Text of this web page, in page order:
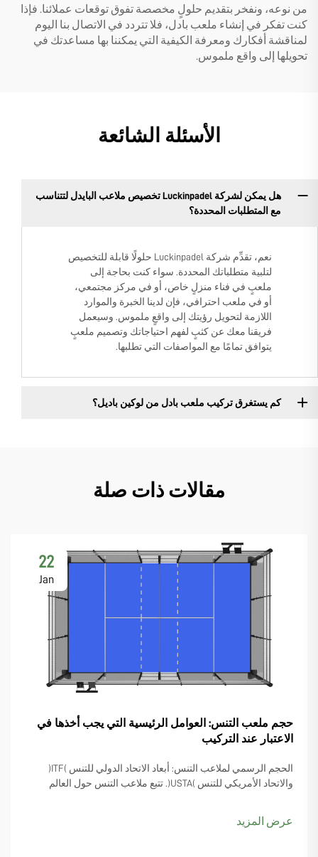
من نوعه، ونفخر بتقديم حلولٍ مخصصة تفوق توقعات عملائنا. فإذا
كنت تفكر في إنشاء ملعب بادل، فلا تتردد في الاتصال بنا اليوم
لمناقشة أفكارك ومعرفة الكيفية التي يمكننا بها مساعدتك في
تحويلها إلى واقع ملموس.
الأسئلة الشائعة
هل يمكن لشركة Luckinpadel تخصيص ملاعب البايدل لتتناسب
مع المتطلبات المحددة؟
نعم، تقدِّم شركة Luckinpadel حلولًا قابلة للتخصيص
لتلبية متطلباتك المحددة. سواء كنت بحاجة إلى
ملعبٍ في فناء منزلٍ خاص، أو في مركز مجتمعي،
أو في ملعب احترافي، فإن لدينا الخبرة والموارد
اللازمة لتحويل رؤيتك إلى واقعٍ ملموس. وسيعمل
فريقنا معك عن كثبٍ لفهم احتياجاتك وتصميم ملعبٍ
يتوافق تمامًا مع المواصفات التي تطلبها.
كم يستغرق تركيب ملعب بادل من لوكين باديل؟
مقالات ذات صلة
22
Jan
حجم ملعب التنس: العوامل الرئيسية التي يجب أخذها في
الاعتبار عند التركيب
الحجم الرسمي لملاعب التنس: أبعاد الاتحاد الدولي للتنس (ITF)
والاتحاد الأمريكي للتنس (USTA). تتبع ملاعب التنس حول العالم
المنظمات إلى حد كبير على نفس القياسات...
عرض المزيد